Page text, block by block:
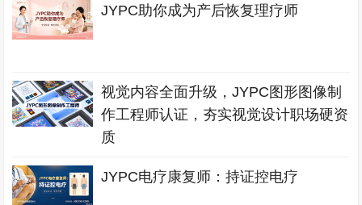
JYPC助你成为产后恢复理疗师
视觉内容全面升级，JYPC图形图像制
作工程师认证，夯实视觉设计职场硬资
质
JYPC电疗康复师：持证控电疗